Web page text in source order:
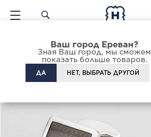
Ваш город Ереван?
Зная Ваш город, мы сможем
показать больше товаров.
ДА НЕТ, ВЫБРАТЬ ДРУГОЙ